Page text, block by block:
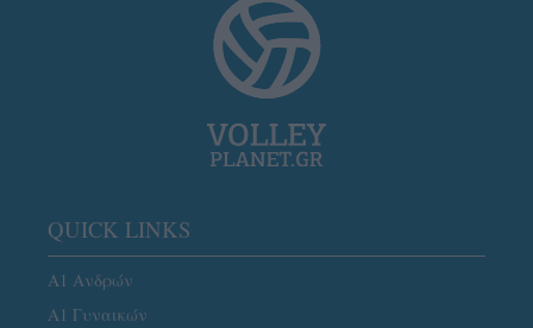
QUICK LINKS
Α1 Ανδρών
Α1 Γυναικών